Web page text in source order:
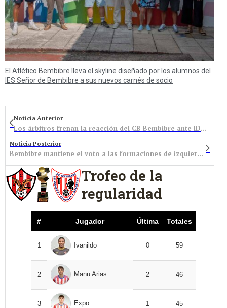
El Atlético Bembibre lleva el skyline diseñado por los alumnos del
IES Señor de Bembibre a sus nuevos carnés de socio
Noticia Anterior
Los árbitros frenan la reacción del CB Bembibre ante IDK Gipuzkoa
Noticia Posterior
Bembibre mantiene el voto a las formaciones de izquierda / El PSOE gana en todas las mesas, suben Vox y el PP y Ciudadanos se descalabra
Trofeo de la
regularidad
# Jugador Última Totales
1 Ivanildo 0 59
2 Manu Arias 2 46
3 Expo 1 45